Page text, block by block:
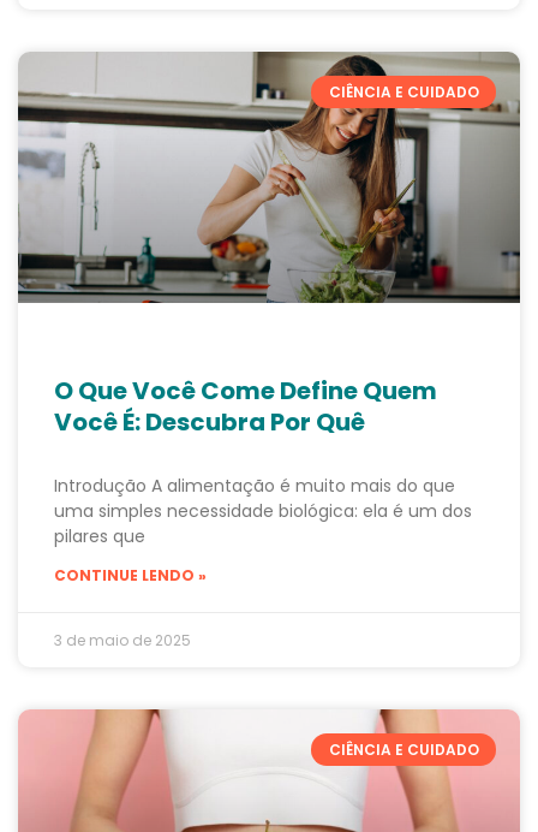
CIÊNCIA E CUIDADO
O Que Você Come Define Quem
Você É: Descubra Por Quê
Introdução A alimentação é muito mais do que
uma simples necessidade biológica: ela é um dos
pilares que
CONTINUE LENDO »
3 de maio de 2025
CIÊNCIA E CUIDADO